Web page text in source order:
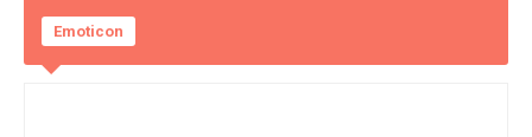
Emoticon